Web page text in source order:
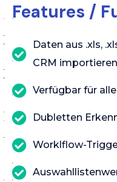
Features /
Daten aus .xls,
CRM importieren
Verfügbar für
Dubletten
Worklflow-